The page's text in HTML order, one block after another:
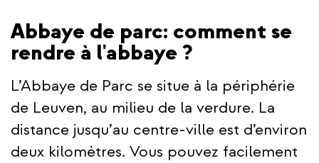
Abbaye de parc: comment se
rendre à l'abbaye ?
L’Abbaye de Parc se situe à la périphérie
de Leuven, au milieu de la verdure. La
distance jusqu’au centre-ville est d’environ
deux kilomètres. Vous pouvez facilement